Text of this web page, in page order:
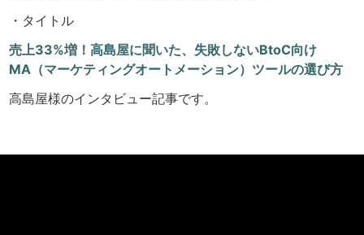
・タイトル
売上33%増！高島屋に聞いた、失敗しないBtoC向け
MA（マーケティングオートメーション）ツールの選び方
高島屋様のインタビュー記事です。